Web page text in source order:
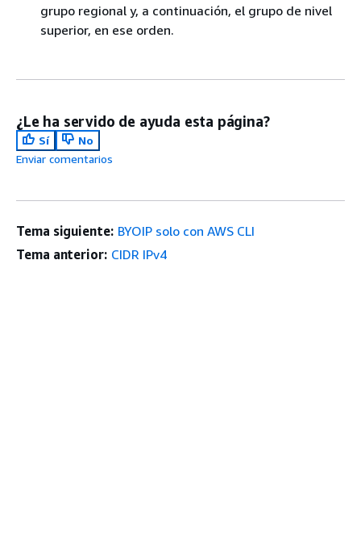
grupo regional y, a continuación, el grupo de nivel
superior, en ese orden.
¿Le ha servido de ayuda esta página?
Sí
No
Enviar comentarios
Tema siguiente: BYOIP solo con AWS CLI
Tema anterior: CIDR IPv4